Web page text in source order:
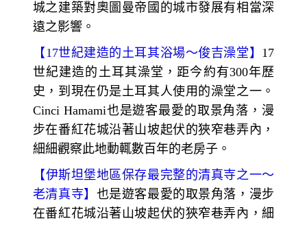
城之建築對奧圖曼帝國的城市發展有相當深
遠之影響。
【 17世紀建造的土耳其浴場～俊吉澡堂】 17
世紀建造的土耳其澡堂，距今約有300年歷
史，到現在仍是土耳其人使用的澡堂之一。
Cinci Hamami也是遊客最愛的取景角落，漫
步在番紅花城沿著山坡起伏的狹窄巷弄內，
細細觀察此地動輒數百年的老房子。
【伊斯坦堡地區保存最完整的清真寺之一～
老清真寺】 也是遊客最愛的取景角落，漫步
在番紅花城沿著山坡起伏的狹窄巷弄內，細